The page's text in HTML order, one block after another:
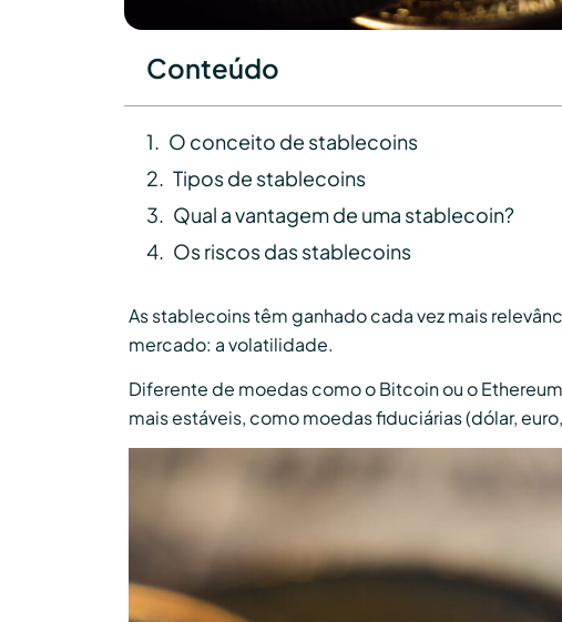
Conteúdo
O conceito de stablecoins
Tipos de stablecoins
Qual a vantagem de uma stablecoin?
Os riscos das stablecoins
As stablecoins têm ganhado cada vez mais
mercado: a volatilidade.
Diferente de moedas como o Bitcoin ou o
mais estáveis, como moedas fiduciárias (dólar,